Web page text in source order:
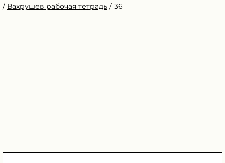
/ Вахрушев рабочая тетрадь / 36